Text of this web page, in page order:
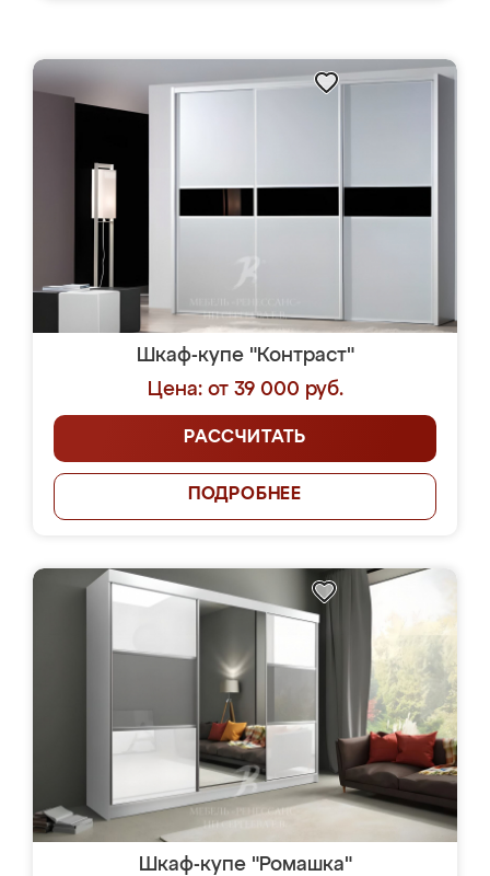
Шкаф-купе "Контраст"
Цена: от 39 000 руб.
РАССЧИТАТЬ
ПОДРОБНЕЕ
Шкаф-купе "Ромашка"